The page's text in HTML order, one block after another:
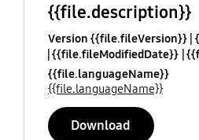
{{file.description}}
Version {{file.fileVersion}}
{{file.fileModifiedDate}}
{{file.languageName}}
{{file.languageName}}
Download